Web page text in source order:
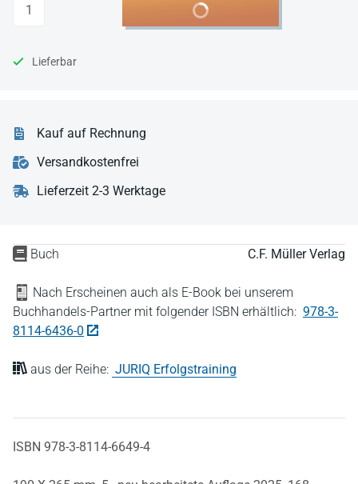
Buch C.F. Müller Verlag
Nach Erscheinen auch als E-Book bei unserem
Buchhandels-Partner mit folgender ISBN erhältlich: 978-3-
8114-6436-0
aus der Reihe: JURIQ Erfolgstraining
ISBN 978-3-8114-6649-4
In den Warenkorb
Lieferbar
Kauf auf Rechnung
Versandkostenfrei
Lieferzeit 2-3 Werktage